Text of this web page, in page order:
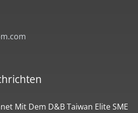
Mit Dem D&B Taiwan Elite SME